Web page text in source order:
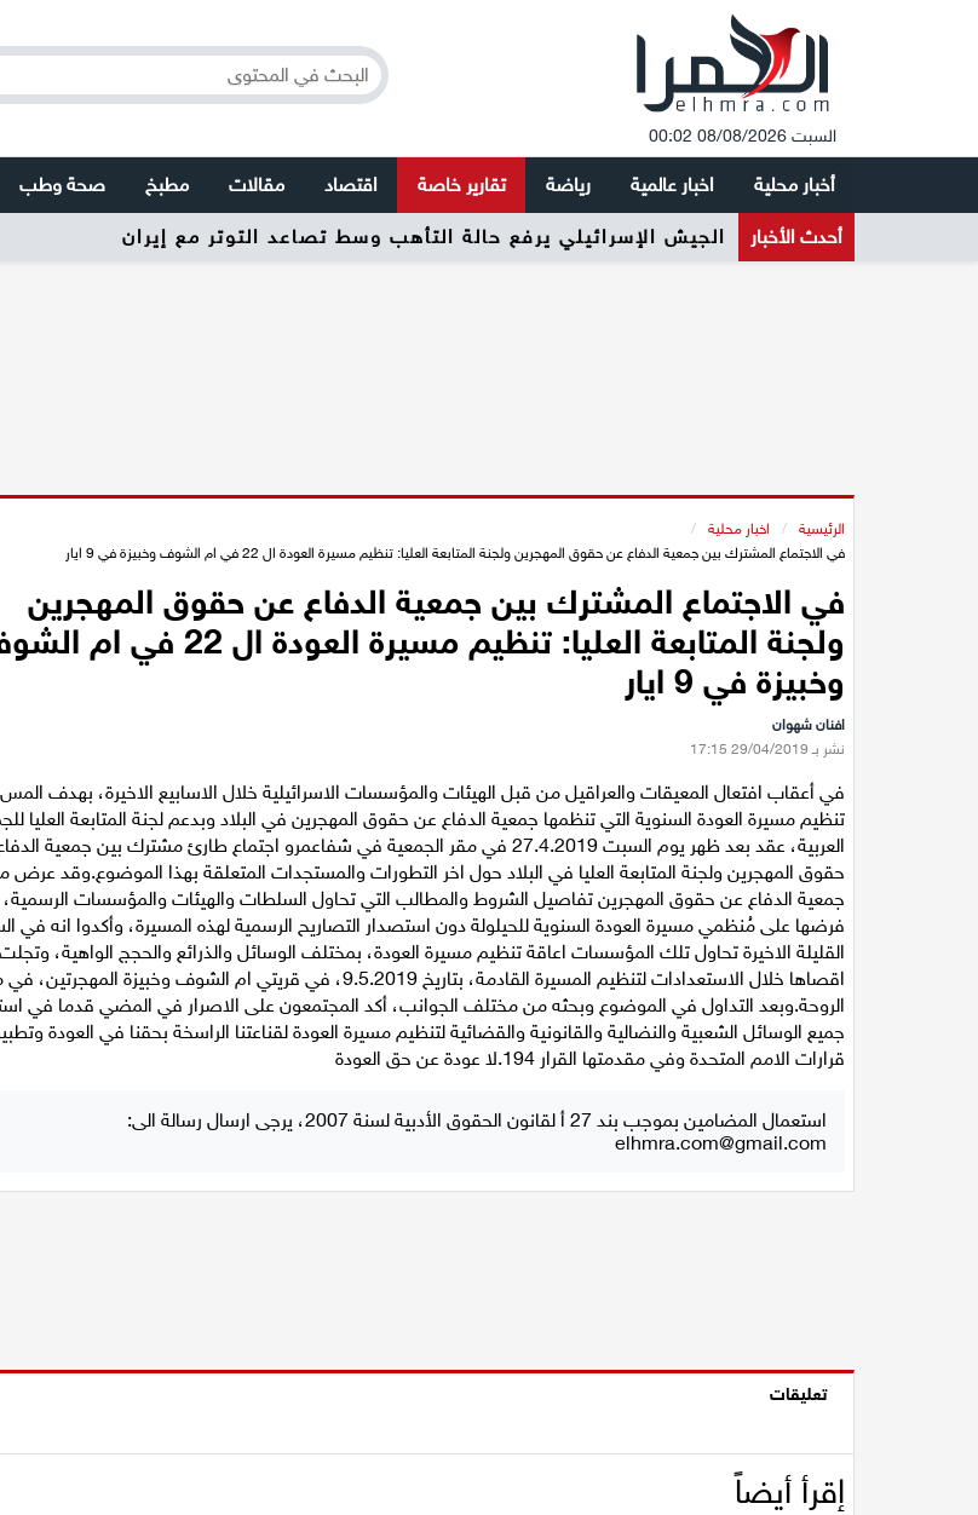
السبت 08/08/2026 00:02
أخبار محلية اخبار عالمية رياضة تقارير خاصة اقتصاد مقالات مطبخ صحة وطب
أحدث الأخبار الجيش الإسرائيلي يرفع حالة التأهب وسط تصاعد التوتر مع إيران
الرئيسية / اخبار محلية
/
في الاجتماع المشترك بين جمعية الدفاع عن حقوق المهجرين ولجنة المتابعة العليا: تنظيم مسيرة العودة ال 22 في ام الشوف وخبيزة في 9 ايار
في الاجتماع المشترك بين جمعية الدفاع عن حقوق المهجرين
ولجنة المتابعة العليا: تنظيم مسيرة العودة ال 22
وخبيزة في 9 ايار
افنان شهوان
نشر بـ 29/04/2019 17:15
في أعقاب افتعال المعيقات والعراقيل من قبل الهيئات والمؤسسات الاسرائيلية خلال الاسابيع الاخيرة، بهدف
تنظيم مسيرة العودة السنوية التي تنظمها جمعية الدفاع عن حقوق المهجرين في البلاد وبدعم لجنة المتابعة العليا
العربية، عقد بعد ظهر يوم السبت 27.4.2019 في مقر الجمعية في شفاعمرو اجتماع طارئ مشترك بين جمعية
حقوق المهجرين ولجنة المتابعة العليا في البلاد حول اخر التطورات والمستجدات المتعلقة بهذا الموضوع.وقد عرض
جمعية الدفاع عن حقوق المهجرين تفاصيل الشروط والمطالب التي تحاول السلطات والهيئات والمؤسسات الرسمية،
فرضها على مُنظمي مسيرة العودة السنوية للحيلولة دون استصدار التصاريح الرسمية لهذه المسيرة، وأكدوا انه في
القليلة الاخيرة تحاول تلك المؤسسات اعاقة تنظيم مسيرة العودة، بمختلف الوسائل والذرائع والحجج الواهية، وتجلت
اقصاها خلال الاستعدادات لتنظيم المسيرة القادمة، بتاريخ 9.5.2019، في قريتي ام الشوف وخبيزة
الروحة.وبعد التداول في الموضوع وبحثه من مختلف الجوانب، أكد المجتمعون على الاصرار في المضي قدما في
جميع الوسائل الشعبية والنضالية والقانونية والقضائية لتنظيم مسيرة العودة لقناعتنا الراسخة بحقنا في العودة
قرارات الامم المتحدة وفي مقدمتها القرار 194.لا عودة عن حق العودة
استعمال المضامين بموجب بند 27 أ لقانون الحقوق الأدبية لسنة 2007، يرجى ارسال رسالة الى:
elhmra.com@gmail.com
تعليقات
إقرأ أيضاً